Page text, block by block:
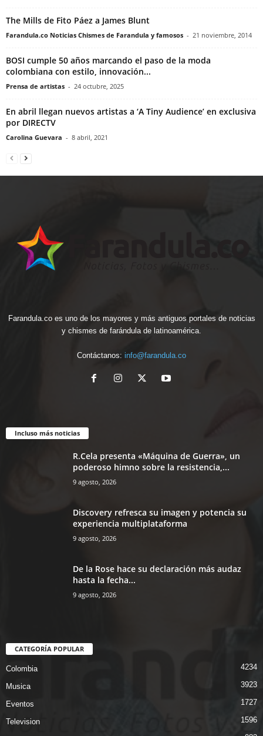
The Mills de Fito Páez a James Blunt
Farandula.co Noticias Chismes de Farandula y famosos - 21 noviembre, 2014
BOSI cumple 50 años marcando el paso de la moda
colombiana con estilo, innovación...
Prensa de artistas - 24 octubre, 2025
En abril llegan nuevos artistas a ‘A Tiny Audience’ en exclusiva
por DIRECTV
Carolina Guevara - 8 abril, 2021
Farandula.co es uno de los mayores y más antiguos portales de noticias
y chismes de farándula de latinoamérica.
Contáctanos: info@farandula.co
Incluso más noticias
R.Cela presenta «Máquina de Guerra», un
poderoso himno sobre la resistencia,...
9 agosto, 2026
Discovery refresca su imagen y potencia su
experiencia multiplataforma
9 agosto, 2026
De la Rose hace su declaración más audaz
hasta la fecha...
9 agosto, 2026
CATEGORÍA POPULAR
Colombia 4234
Musica 3923
Eventos 1727
Television 1596